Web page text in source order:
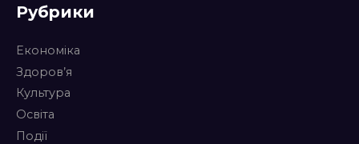
Рубрики
Економіка
Здоров’я
Культура
Освіта
Події